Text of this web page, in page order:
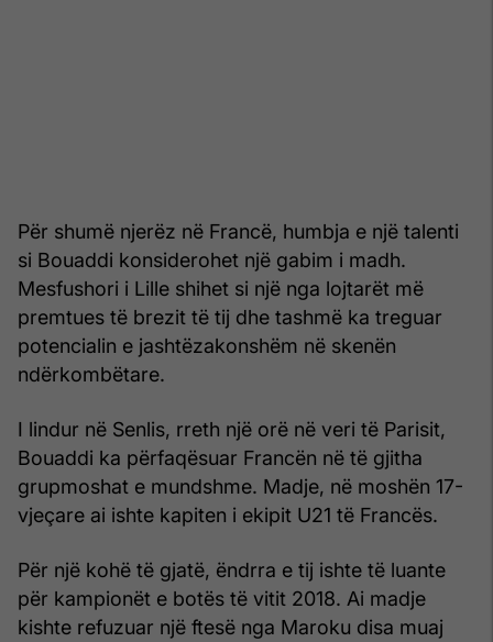
Për shumë njerëz në Francë, humbja e një talenti
si Bouaddi konsiderohet një gabim i madh.
Mesfushori i Lille shihet si një nga lojtarët më
premtues të brezit të tij dhe tashmë ka treguar
potencialin e jashtëzakonshëm në skenën
ndërkombëtare.
I lindur në Senlis, rreth një orë në veri të Parisit,
Bouaddi ka përfaqësuar Francën në të gjitha
grupmoshat e mundshme. Madje, në moshën 17-
vjeçare ai ishte kapiten i ekipit U21 të Francës.
Për një kohë të gjatë, ëndrra e tij ishte të luante
për kampionët e botës të vitit 2018. Ai madje
kishte refuzuar një ftesë nga Maroku disa muaj